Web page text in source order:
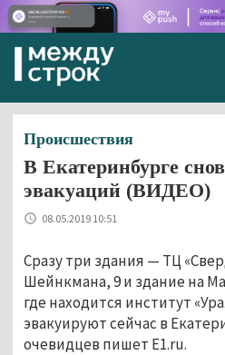
Происшествия
В Екатеринбурге
эвакуаций (ВИДЕО)
08.05.2019 10:51
Сразу три здания — ТЦ
Шейнкмана, 9 и здание на
где находится институт
эвакуируют сейчас в
очевидцев пишет E1.ru.